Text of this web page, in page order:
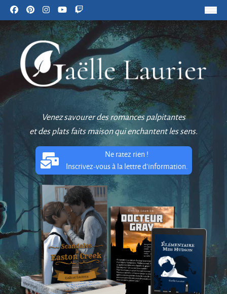
Venez savourer des romances palpitantes
et des plats faits maison qui enchantent les sens.
Ne ratez rien !
Inscrivez-vous à la lettre d'information.